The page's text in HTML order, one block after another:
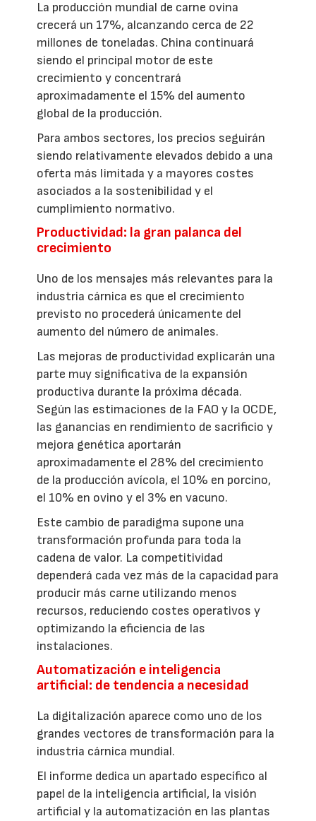
La producción mundial de carne ovina
crecerá un 17%, alcanzando cerca de 22
millones de toneladas. China continuará
siendo el principal motor de este
crecimiento y concentrará
aproximadamente el 15% del aumento
global de la producción.
Para ambos sectores, los precios seguirán
siendo relativamente elevados debido a una
oferta más limitada y a mayores costes
asociados a la sostenibilidad y el
cumplimiento normativo.
Productividad: la gran palanca del
crecimiento
Uno de los mensajes más relevantes para la
industria cárnica es que el crecimiento
previsto no procederá únicamente del
aumento del número de animales.
Las mejoras de productividad explicarán una
parte muy significativa de la expansión
productiva durante la próxima década.
Según las estimaciones de la FAO y la OCDE,
las ganancias en rendimiento de sacrificio y
mejora genética aportarán
aproximadamente el 28% del crecimiento
de la producción avícola, el 10% en porcino,
el 10% en ovino y el 3% en vacuno.
Este cambio de paradigma supone una
transformación profunda para toda la
cadena de valor. La competitividad
dependerá cada vez más de la capacidad para
producir más carne utilizando menos
recursos, reduciendo costes operativos y
optimizando la eficiencia de las
instalaciones.
Automatización e inteligencia
artificial: de tendencia a necesidad
La digitalización aparece como uno de los
grandes vectores de transformación para la
industria cárnica mundial.
El informe dedica un apartado específico al
papel de la inteligencia artificial, la visión
artificial y la automatización en las plantas